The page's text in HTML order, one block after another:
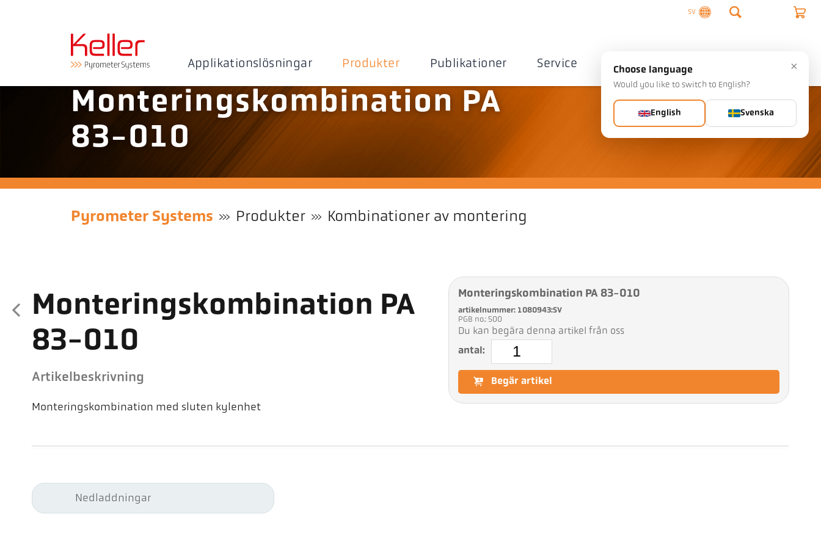
SV
Applikationslösningar Produkter Publikationer Service Företag Kontakta
Monteringskombination PA
83-010
Pyrometer Systems Produkter Kombinationer av montering
Monteringskombination PA
83-010
Artikelbeskrivning
Monteringskombination med sluten kylenhet
Monteringskombination PA 83-010
artikelnummer: 1080943:SV
PGB no.: 500
Du kan begära denna artikel från oss
antal:
Begär artikel
Nedladdningar
×
Choose language
Would you like to switch to English?
English Svenska